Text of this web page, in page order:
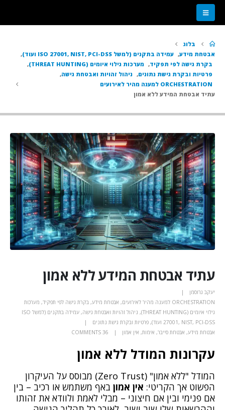
בלוג
אבטחת מידע, עמידה בתקנים (למשל ISO 27001, NIST, PCI-DSS ועוד)
,
בקרת גישה לפי תפקיד, מערכות גילוי איומים (THREAT HUNTING)
,
פרטיות ובקרת גישת נתונים, ניהול זהויות ואבטחת גישה,
ORCHESTRATION למענה מהיר לאירועים
עתיד אבטחת המידע ללא אמון
עתיד אבטחת המידע ללא אמון
יעקב גרוסמן
ORCHESTRATION למענה מהיר לאירועים
, אבטחת מידע, בקרת גישה לפי תפקיד, מערכות
גילוי איומים (THREAT HUNTING)
, ניהול זהויות ואבטחת גישה,
עמידה בתקנים (למשל ISO
27001, NIST, PCI-DSS ועוד)
, פרטיות ובקרת גישת נתונים
אבטחת מידע, אבטחת סייבר, אימות, אין אמון 36 COMMENTS
עקרונות המודל ללא אמון
המודל "ללא אמון" (Zero Trust) מבוסס על העיקרון
הפשוט אך הקריטי: אין אמון באף משתמש או רכיב – בין
אם פנימי ובין אם חיצוני – מבלי לאמת ולוודא את זהותו